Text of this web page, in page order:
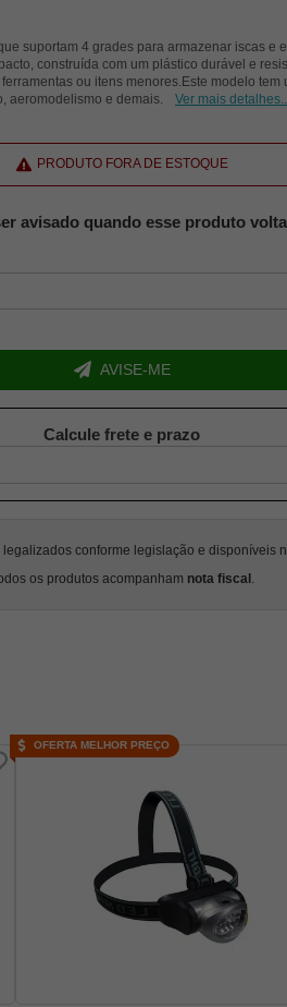
suportam 4 grades para armazenar iscas e
construída com um plástico durável e
ou itens menores.Este modelo
aeromodelismo e demais.
Ver mais detalhes...
PRODUTO FORA DE ESTOQUE
avisado quando esse produto
AVISE-ME
Calcule frete e prazo
legalizados conforme legislação e disponíveis
os produtos acompanham nota fiscal .
OFERTA MELHOR PREÇO